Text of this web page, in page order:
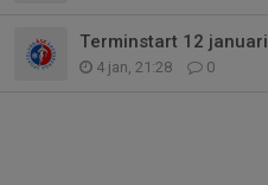
Terminstart 12 januari
4 jan, 21:28 0